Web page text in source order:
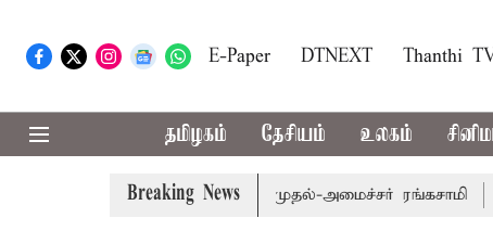
E-Paper DTNEXT Thanthi
தமிழகம் தேசியம் உலகம்
Breaking News
தாக்கல் செய்கிறார் முதல்-அமைச்சர் ரங்கசாமி